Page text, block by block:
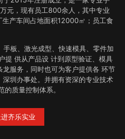
元，现有员工800余人，其中专业
产车间占地面积12000㎡；员工食
手板、激光成型、快速模具、零件加
提 供从产品设 计到原型验证、模具
服务，同时也可为客户提供各 环节
圳办事处。并拥有资深的专业技术
的质量控制体系。
齐乐实业